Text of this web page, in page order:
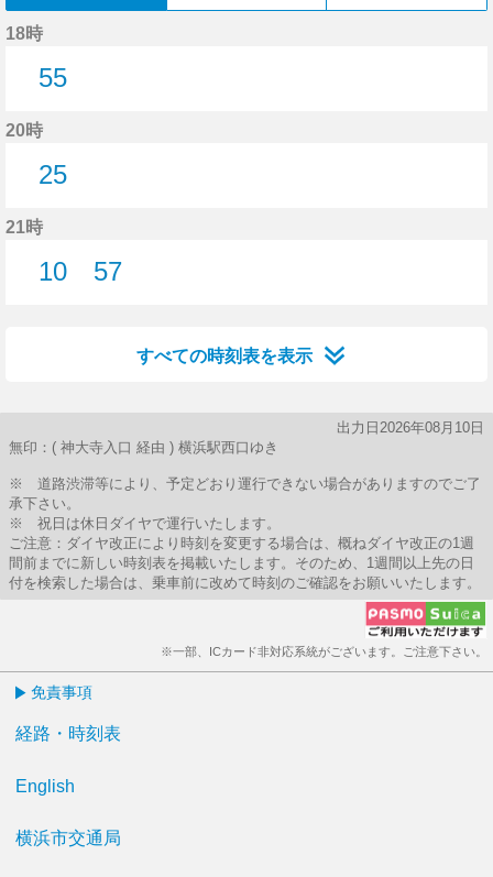
18時
55
20時
25
21時
10
57
すべての時刻表を表示
出力日2026年08月10日
無印：( 神大寺入口 経由 ) 横浜駅西口ゆき
※ 道路渋滞等により、予定どおり運行できない場合がありますのでご了
承下さい。
※ 祝日は休日ダイヤで運行いたします。
ご注意：ダイヤ改正により時刻を変更する場合は、概ねダイヤ改正の1週
間前までに新しい時刻表を掲載いたします。そのため、1週間以上先の日
付を検索した場合は、乗車前に改めて時刻のご確認をお願いいたします。
※一部、ICカード非対応系統がございます。ご注意下さい。
免責事項
経路・時刻表
English
横浜市交通局